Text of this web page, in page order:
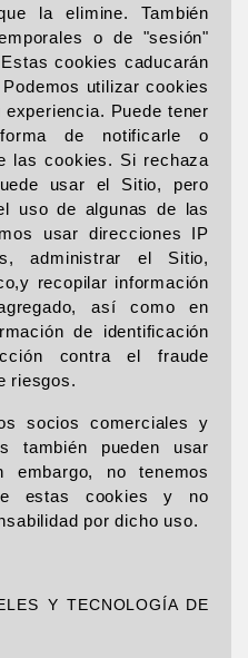
la elimine. También
o de "sesión"
cookies caducarán
utilizar cookies
Puede tener
de notificarle o
las cookies. Si rechaza
usar el Sitio, pero
uso de algunas de las
usar direcciones IP
administrar el Sitio,
recopilar información
así como en
de identificación
contra el fraude
riesgos.
socios comerciales y
también pueden usar
no tenemos
estas cookies y no
por dicho uso.
Y TECNOLOGÍA DE